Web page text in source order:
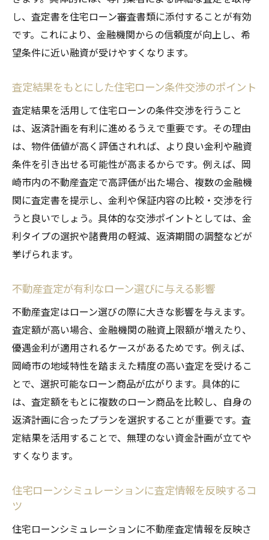
し、査定書を住宅ローン審査書類に添付することが有効
です。これにより、金融機関からの信頼度が向上し、希
望条件に近い融資が受けやすくなります。
査定結果をもとにした住宅ローン条件交渉のポイント
査定結果を活用して住宅ローンの条件交渉を行うこと
は、返済計画を有利に進めるうえで重要です。その理由
は、物件価値が高く評価されれば、より良い金利や融資
条件を引き出せる可能性が高まるからです。例えば、岡
崎市内の不動産査定で高評価が出た場合、複数の金融機
関に査定書を提示し、金利や保証内容の比較・交渉を行
うと良いでしょう。具体的な交渉ポイントとしては、金
利タイプの選択や諸費用の軽減、返済期間の調整などが
挙げられます。
不動産査定が有利なローン選びに与える影響
不動産査定はローン選びの際に大きな影響を与えます。
査定額が高い場合、金融機関の融資上限額が増えたり、
優遇金利が適用されるケースがあるためです。例えば、
岡崎市の地域特性を踏まえた精度の高い査定を受けるこ
とで、選択可能なローン商品が広がります。具体的に
は、査定額をもとに複数のローン商品を比較し、自身の
返済計画に合ったプランを選択することが重要です。査
定結果を活用することで、無理のない資金計画が立てや
すくなります。
住宅ローンシミュレーションに査定情報を反映するコ
ツ
住宅ローンシミュレーションに不動産査定情報を反映さ